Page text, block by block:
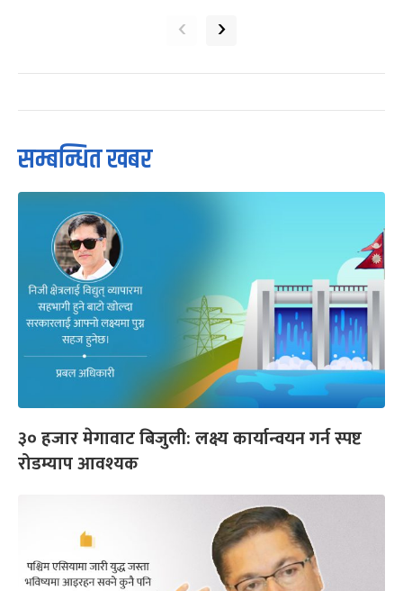
‹ ›
सम्बन्धित खबर
३० हजार मेगावाट बिजुली: लक्ष्य कार्यान्वयन गर्न स्पष्ट
रोडम्याप आवश्यक